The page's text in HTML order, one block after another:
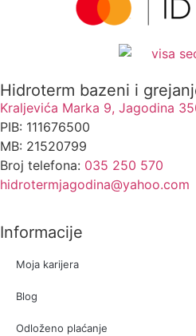
Hidroterm bazeni i
Kraljevića Marka 9, Jagodina
PIB: 111676500
MB: 21520799
Broj telefona: 035 250 570
hidrotermjagodina@yahoo.com
Informacije
Moja karijera
Blog
Odloženo plaćanje